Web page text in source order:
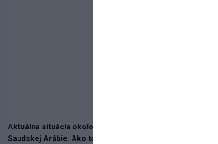
Aktuálna situácia okolo prestupu Haraslína do
Saudskej Arábie. Ako to je?